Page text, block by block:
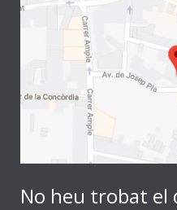
No heu trobat el